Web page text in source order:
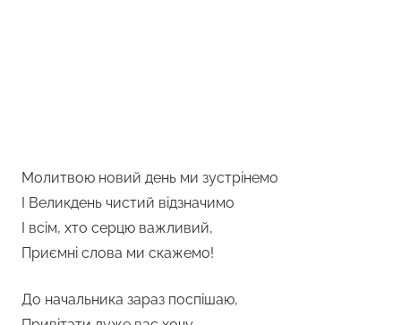
Молитвою новий день ми зустрінемо
І Великдень чистий відзначимо
І всім, хто серцю важливий,
Приємні слова ми скажемо!
До начальника зараз поспішаю,